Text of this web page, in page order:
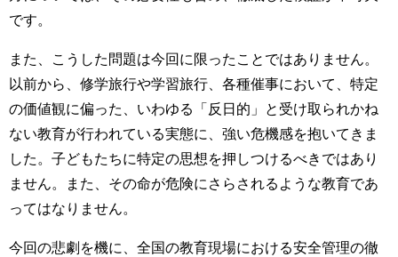
です。
また、こうした問題は今回に限ったことではありません。
以前から、修学旅行や学習旅行、各種催事において、特定
の価値観に偏った、いわゆる「反日的」と受け取られかね
ない教育が行われている実態に、強い危機感を抱いてきま
した。子どもたちに特定の思想を押しつけるべきではあり
ません。また、その命が危険にさらされるような教育であ
ってはなりません。
今回の悲劇を機に、全国の教育現場における安全管理の徹